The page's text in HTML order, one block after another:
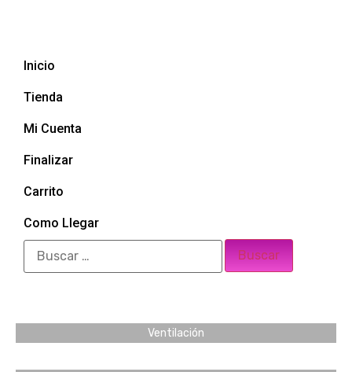
Inicio
Tienda
Mi Cuenta
Finalizar
Carrito
Como Llegar
Ventilación